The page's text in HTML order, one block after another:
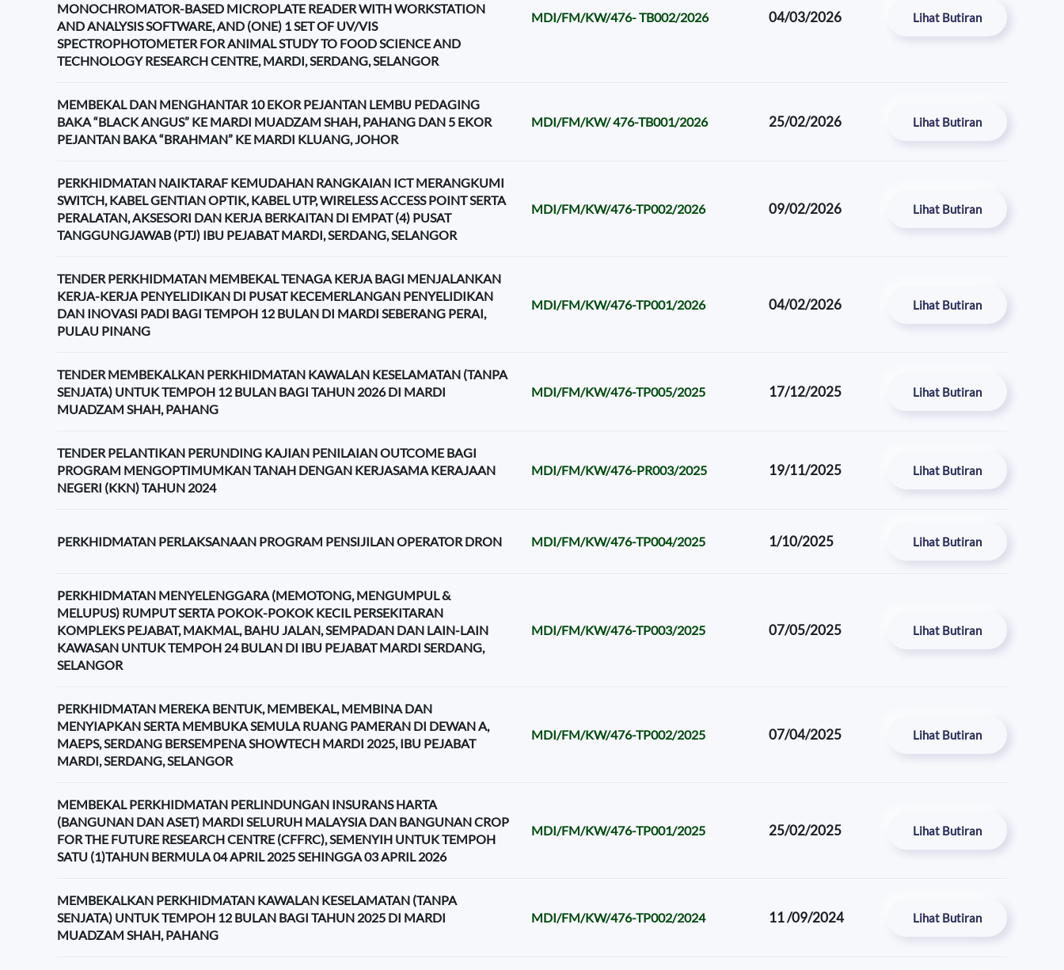
MONOCHROMATOR-BASED MICROPLATE READER WITH WORKSTATION
AND ANALYSIS SOFTWARE, AND (ONE) 1 SET OF UV/VIS
SPECTROPHOTOMETER FOR ANIMAL STUDY TO FOOD SCIENCE AND
TECHNOLOGY RESEARCH CENTRE, MARDI, SERDANG, SELANGOR
MDI/FM/KW/476- TB002/2026 04/03/2026 Lihat Butiran
MEMBEKAL DAN MENGHANTAR 10 EKOR PEJANTAN LEMBU PEDAGING
BAKA “BLACK ANGUS” KE MARDI MUADZAM SHAH, PAHANG DAN 5 EKOR
PEJANTAN BAKA “BRAHMAN” KE MARDI KLUANG, JOHOR
MDI/FM/KW/ 476-TB001/2026 25/02/2026 Lihat Butiran
PERKHIDMATAN NAIKTARAF KEMUDAHAN RANGKAIAN ICT MERANGKUMI
SWITCH, KABEL GENTIAN OPTIK, KABEL UTP, WIRELESS ACCESS POINT SERTA
PERALATAN, AKSESORI DAN KERJA BERKAITAN DI EMPAT (4) PUSAT
TANGGUNGJAWAB (PTJ) IBU PEJABAT MARDI, SERDANG, SELANGOR
MDI/FM/KW/476-TP002/2026 09/02/2026 Lihat Butiran
TENDER PERKHIDMATAN MEMBEKAL TENAGA KERJA BAGI MENJALANKAN
KERJA-KERJA PENYELIDIKAN DI PUSAT KECEMERLANGAN PENYELIDIKAN
DAN INOVASI PADI BAGI TEMPOH 12 BULAN DI MARDI SEBERANG PERAI,
PULAU PINANG
MDI/FM/KW/476-TP001/2026 04/02/2026 Lihat Butiran
TENDER MEMBEKALKAN PERKHIDMATAN KAWALAN KESELAMATAN (TANPA
SENJATA) UNTUK TEMPOH 12 BULAN BAGI TAHUN 2026 DI MARDI
MUADZAM SHAH, PAHANG
MDI/FM/KW/476-TP005/2025 17/12/2025 Lihat Butiran
TENDER PELANTIKAN PERUNDING KAJIAN PENILAIAN OUTCOME BAGI
PROGRAM MENGOPTIMUMKAN TANAH DENGAN KERJASAMA KERAJAAN
NEGERI (KKN) TAHUN 2024
MDI/FM/KW/476-PR003/2025 19/11/2025 Lihat Butiran
PERKHIDMATAN PERLAKSANAAN PROGRAM PENSIJILAN OPERATOR DRON MDI/FM/KW/476-TP004/2025 1/10/2025 Lihat Butiran
PERKHIDMATAN MENYELENGGARA (MEMOTONG, MENGUMPUL &
MELUPUS) RUMPUT SERTA POKOK-POKOK KECIL PERSEKITARAN
KOMPLEKS PEJABAT, MAKMAL, BAHU JALAN, SEMPADAN DAN LAIN-LAIN
KAWASAN UNTUK TEMPOH 24 BULAN DI IBU PEJABAT MARDI SERDANG,
SELANGOR
MDI/FM/KW/476-TP003/2025 07/05/2025 Lihat Butiran
PERKHIDMATAN MEREKA BENTUK, MEMBEKAL, MEMBINA DAN
MENYIAPKAN SERTA MEMBUKA SEMULA RUANG PAMERAN DI DEWAN A,
MAEPS, SERDANG BERSEMPENA SHOWTECH MARDI 2025, IBU PEJABAT
MARDI, SERDANG, SELANGOR
MDI/FM/KW/476-TP002/2025 07/04/2025 Lihat Butiran
MEMBEKAL PERKHIDMATAN PERLINDUNGAN INSURANS HARTA
(BANGUNAN DAN ASET) MARDI SELURUH MALAYSIA DAN BANGUNAN CROP
FOR THE FUTURE RESEARCH CENTRE (CFFRC), SEMENYIH UNTUK TEMPOH
SATU (1)TAHUN BERMULA 04 APRIL 2025 SEHINGGA 03 APRIL 2026
MDI/FM/KW/476-TP001/2025 25/02/2025 Lihat Butiran
MEMBEKALKAN PERKHIDMATAN KAWALAN KESELAMATAN (TANPA
SENJATA) UNTUK TEMPOH 12 BULAN BAGI TAHUN 2025 DI MARDI
MUADZAM SHAH, PAHANG
MDI/FM/KW/476-TP002/2024 11 /09/2024 Lihat Butiran